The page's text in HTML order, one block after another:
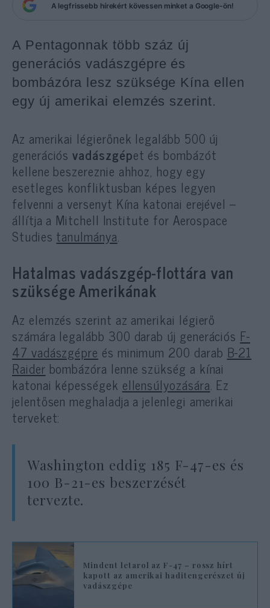
A legfrissebb hírekért kövessen minket a Google-ön!
A Pentagonnak több száz új
generációs vadászgépre és
bombázóra lesz szüksége Kína ellen
egy új amerikai elemzés szerint.
Az amerikai légierőnek legalább 500 új
generációsvadászgépet és bombázót
kellene beszereznie ahhoz, hogy egy
esetleges konfliktusban képes legyen
felvenni a versenyt Kína katonai erejével –
állítja a Mitchell Institute for Aerospace
Studies tanulmánya.
Hatalmas vadászgép-flottára van
szüksége Amerikának
Az elemzés szerint az amerikai légierő
számára legalább 300 darab új generációs F-
47 vadászgépre és minimum 200 darab B-21
Raider bombázóra lenne szükség a kínai
katonai képességek ellensúlyozására. Ez
jelentősen meghaladja a jelenlegi amerikai
terveket:
Washington eddig 185 F-47-es és
100 B-21-es beszerzését
tervezte.
Mindent letarol az F-47 – rossz hírt
kapott az amerikai haditengerészet új
vadászgépe